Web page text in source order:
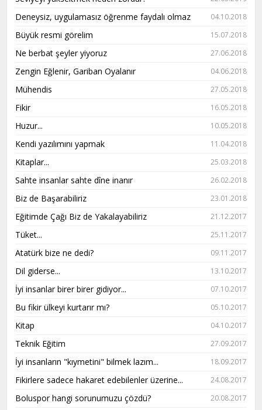
Deneysiz, uygulamasız öğrenme faydalı olmaz 04.10.2018
Büyük resmi görelim 15.07.2018
Ne berbat şeyler yiyoruz 27.06.2018
Zengin Eğlenir, Gariban Oyalanır 04.06.2018
Mühendis 27.05.2018
Fikir 16.05.2018
Huzur... 10.05.2018
Kendi yazılımını yapmak 11.04.2018
Kitaplar... 25.03.2018
Sahte insanlar sahte dîne inanır 26.02.2018
Biz de Başarabiliriz 23.01.2018
Eğitimde Çağı Biz de Yakalayabiliriz 21.12.2017
Tüket... 25.11.2017
Atatürk bize ne dedi? 09.11.2017
Dil giderse... 13.10.2017
İyi insanlar birer birer gidiyor... 07.10.2017
Bu fikir ülkeyi kurtarır mı? 05.10.2017
Kitap 04.10.2017
Teknik Eğitim 27.09.2017
İyi insanların "kıymetini" bilmek lazım... 18.09.2017
Fikirlere sadece hakaret edebilenler üzerine... 24.08.2017
Boluspor hangi sorunumuzu çözdü? 20.08.2017